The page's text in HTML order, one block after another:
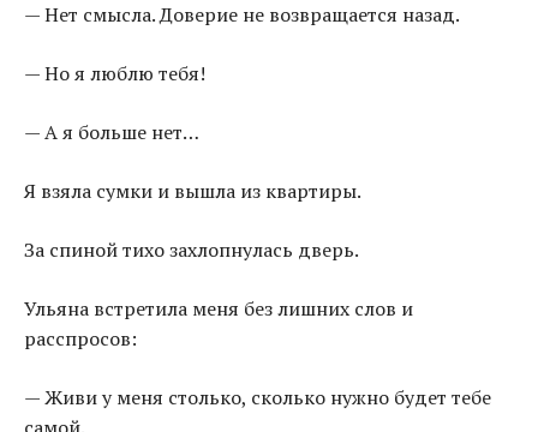
— Нет смысла. Доверие не возвращается назад.
— Но я люблю тебя!
— А я больше нет…
Я взяла сумки и вышла из квартиры.
За спиной тихо захлопнулась дверь.
Ульяна встретила меня без лишних слов и
расспросов:
— Живи у меня столько, сколько нужно будет тебе